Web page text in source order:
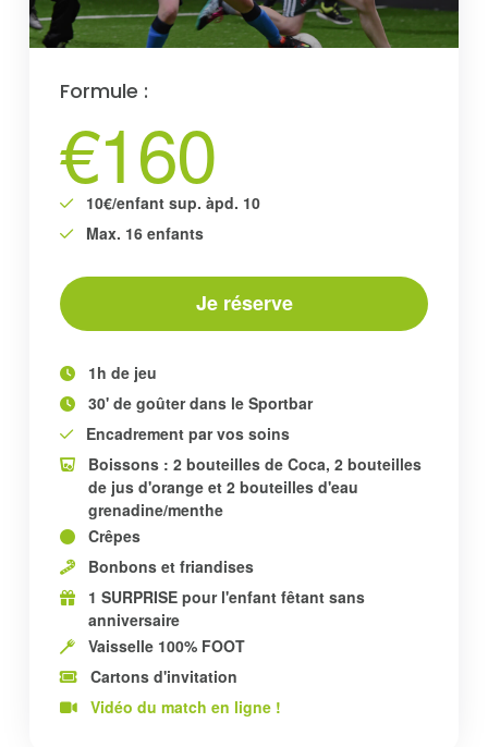
Formule :
€160
10€/enfant sup. àpd. 10
Max. 16 enfants
Je réserve
1h de jeu
30' de goûter dans le Sportbar
Encadrement par vos soins
Boissons : 2 bouteilles de Coca, 2 bouteilles
de jus d'orange et 2 bouteilles d'eau
grenadine/menthe
Crêpes
Bonbons et friandises
1 SURPRISE pour l'enfant fêtant sans
anniversaire
Vaisselle 100% FOOT
Cartons d'invitation
Vidéo du match en ligne !